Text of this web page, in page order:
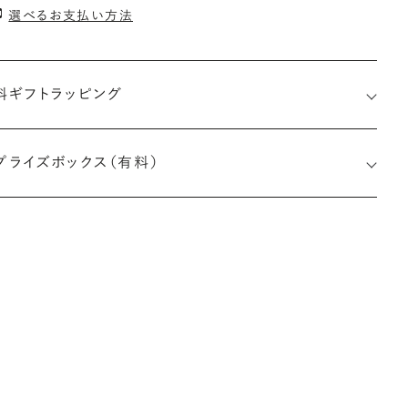
選べるお支払い方法
ギフトラッピング
ライズボックス（有料）